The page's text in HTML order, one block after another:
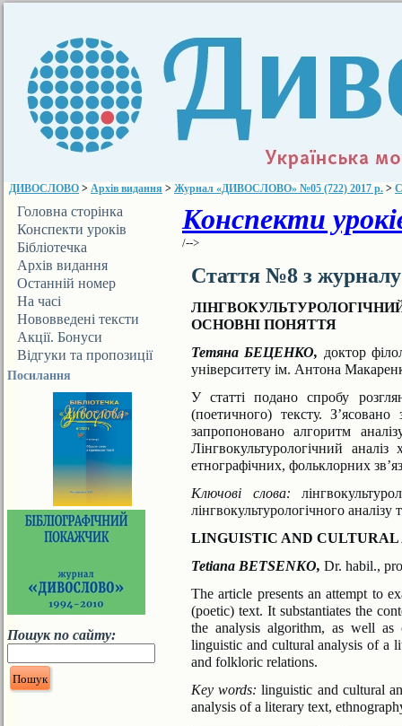
ДИВОСЛОВО > Архів видання > Журнал «ДИВОСЛОВО» №05 (722) 2017 р. >
Головна сторінка
Конспекти уроків
Бібліотечка
ДИВОСЛОВА
Архів видання
Останній номер
На часі
Нововведені тексти
Акції. Бонуси
Відгуки та пропозиції
Посилання
Пошук по сайту:
Конспекти
/-->
Стаття №8 з
ОСНОВНІ ПОНЯТТЯ
Тетяна БЕЦЕНКО, доктор
університету ім. Антона
У статті подано спробу
(поетичного) тексту.
запропоновано алгоритм
Лінгвокультурологічний
етнографічних, фольклорних
Ключові слова:
лінгвокультурологічного аналізу
LINGUISTIC AND
Tetiana BETSENKO, Dr. habil.,
The article presents an attempt to
(poetic) text. It substantiates the
the analysisalgorithm, as well as
linguistic and cultural analysis of a
and folkloric relations.
Key words: linguistic and cultural
analysis of a literary text,